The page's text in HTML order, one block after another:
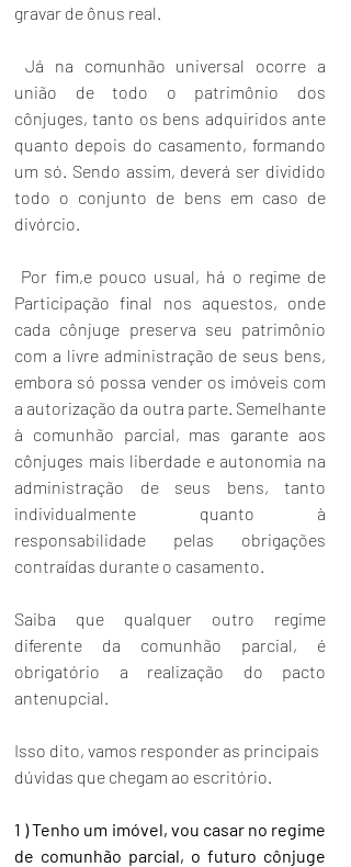
gravar de ônus real.
união de todo o patrimônio dos
cônjuges, tanto os bens adquiridos ante
quanto depois do casamento, formando
um só. Sendo assim, deverá ser dividido
todo o conjunto de bens em caso de
divórcio.
Participação final nos aquestos, onde
cada cônjuge preserva seu patrimônio
com a livre administração de seus bens,
embora só possa vender os imóveis com
a autorização da outra parte. Semelhante
à comunhão parcial, mas garante aos
cônjuges mais liberdade e autonomia na
administração de seus bens, tanto
individualmente quanto à
responsabilidade pelas obrigações
contraídas durante o casamento.
Saiba que qualquer outro regime
diferente da comunhão parcial, é
obrigatório a realização do pacto
antenupcial.
Isso dito, vamos responder as principais
dúvidas que chegam ao escritório.
1 ) Tenho um imóvel, vou casar no regime
de comunhão parcial, o futuro cônjuge